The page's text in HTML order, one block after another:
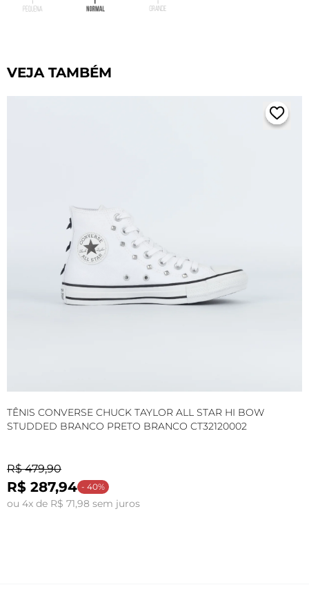
VEJA TAMBÉM
TÊNIS CONVERSE CHUCK TAYLOR ALL STAR HI BOW
STUDDED BRANCO PRETO BRANCO CT32120002
R$ 479,90
R$ 287,94 - 40%
ou 4x de R$ 71,98 sem juros